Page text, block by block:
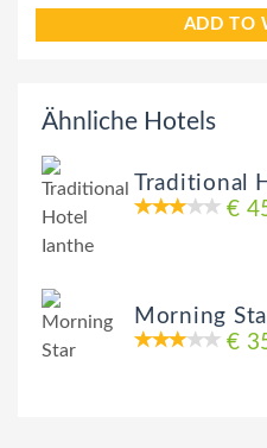
ADD TO
Ähnliche Hotels
Traditional
€
Morning
€